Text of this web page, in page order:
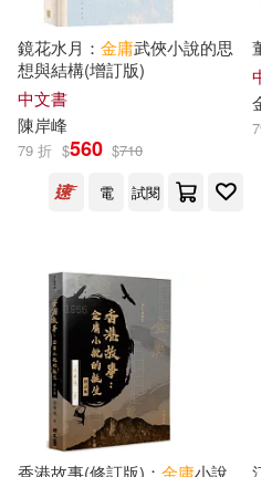
金庸，李志清(2)
陳志明 箋注(2)
(美)達蒙·魯尼恩(1)
BY JIN YONG、
Gigi Chang(1)
Gigi Chang (TRN)(1)
中國文聯出版社(2)
人民文學出版社(2)
人民日報出版社(2)
南京大學出版社(2)
大喜文化(2)
山東畫報出版社(2)
鏡花水月： 金庸武俠小說的思
想與結構(增訂版)
中文書
陳岸峰
79 折 $560 $710
電
試閱
香港故事(修訂版)： 金庸小說